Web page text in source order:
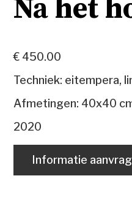
Na het
€ 450.00
Techniek: eitempera,
Afmetingen: 40x40
2020
Informatie